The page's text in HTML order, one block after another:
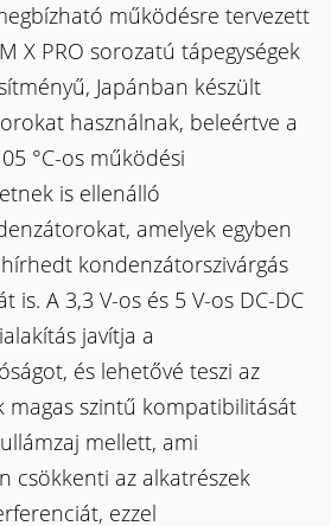
működésre tervezett
X PRO sorozatú tápegységek
Japánban készült
használnak, beleértve a
°C-os működési
is ellenálló
amelyek egyben
kondenzátorszivárgás
is. A 3,3 V-os és 5 V-os DC-DC
javítja a
és lehetővé teszi az
magas szintű kompatibilitását
mellett, ami
csökkenti az alkatrészek
ezzel